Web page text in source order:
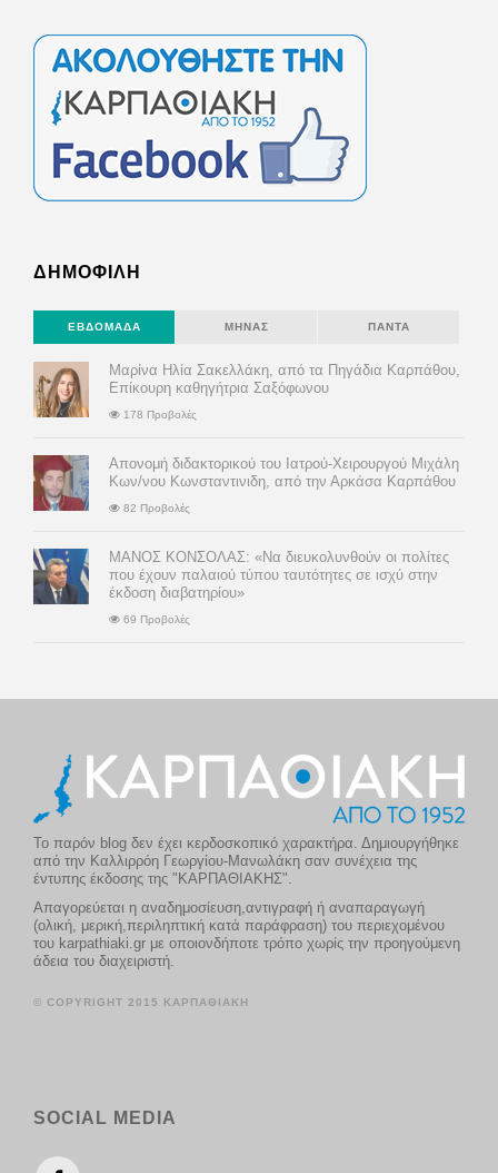
ΔΗΜΟΦΙΛΗ
ΕΒΔΟΜΆΔΑ ΜΉΝΑΣ ΠΆΝΤΑ
Μαρίνα Ηλία Σακελλάκη, από τα Πηγάδια Καρπάθου,
Επίκουρη καθηγήτρια Σαξόφωνου
178 Προβολές
Απονομή διδακτορικού του Ιατρού-Χειρουργού Μιχάλη
Κων/νου Κωνσταντινιδη, από την Αρκάσα Καρπάθου
82 Προβολές
ΜΑΝΟΣ ΚΟΝΣΟΛΑΣ: «Να διευκολυνθούν οι πολίτες
που έχουν παλαιού τύπου ταυτότητες σε ισχύ στην
έκδοση διαβατηρίου»
69 Προβολές
Το παρόν blog δεν έχει κερδοσκοπικό χαρακτήρα. Δημιουργήθηκε
από την Καλλιρρόη Γεωργίου-Μανωλάκη σαν συνέχεια της
έντυπης έκδοσης της "ΚΑΡΠΑΘΙΑΚΗΣ".
Απαγορεύεται η αναδημοσίευση,αντιγραφή ή αναπαραγωγή
(ολική, μερική,περιληπτική κατά παράφραση) του περιεχομένου
του karpathiaki.gr με οποιονδήποτε τρόπο χωρίς την προηγούμενη
άδεια του διαχειριστή.
© COPYRIGHT 2015 ΚΑΡΠΑΘΙΑΚΗ
SOCIAL MEDIA